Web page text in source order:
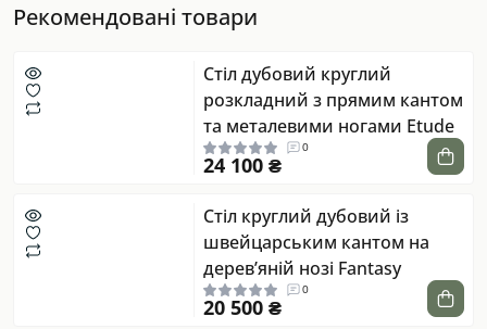
Рекомендовані товари
Стіл дубовий круглий
розкладний з прямим кантом
та металевими ногами Etude
0
24 100 ₴
Стіл круглий дубовий із
швейцарським кантом на
дерев’яній нозі Fantasy
0
20 500 ₴